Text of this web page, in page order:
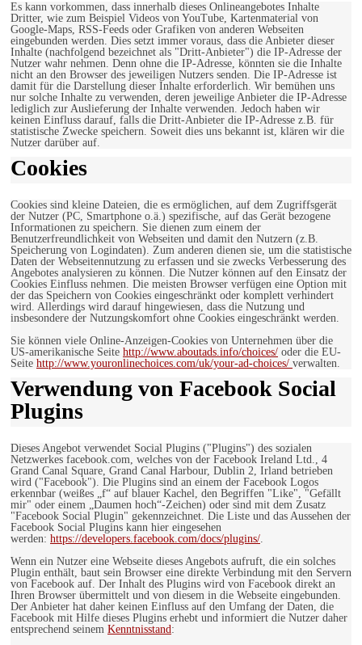
Es kann vorkommen, dass innerhalb dieses Onlineangebotes Inhalte
Dritter, wie zum Beispiel Videos von YouTube, Kartenmaterial von
Google-Maps, RSS-Feeds oder Grafiken von anderen Webseiten
eingebunden werden. Dies setzt immer voraus, dass die Anbieter dieser
Inhalte (nachfolgend bezeichnet als "Dritt-Anbieter") die IP-Adresse der
Nutzer wahr nehmen. Denn ohne die IP-Adresse, könnten sie die Inhalte
nicht an den Browser des jeweiligen Nutzers senden. Die IP-Adresse ist
damit für die Darstellung dieser Inhalte erforderlich. Wir bemühen uns
nur solche Inhalte zu verwenden, deren jeweilige Anbieter die IP-Adresse
lediglich zur Auslieferung der Inhalte verwenden. Jedoch haben wir
keinen Einfluss darauf, falls die Dritt-Anbieter die IP-Adresse z.B. für
statistische Zwecke speichern. Soweit dies uns bekannt ist, klären wir die
Nutzer darüber auf.
Cookies
Cookies sind kleine Dateien, die es ermöglichen, auf dem Zugriffsgerät
der Nutzer (PC, Smartphone o.ä.) spezifische, auf das Gerät bezogene
Informationen zu speichern. Sie dienen zum einem der
Benutzerfreundlichkeit von Webseiten und damit den Nutzern (z.B.
Speicherung von Logindaten). Zum anderen dienen sie, um die statistische
Daten der Webseitennutzung zu erfassen und sie zwecks Verbesserung des
Angebotes analysieren zu können. Die Nutzer können auf den Einsatz der
Cookies Einfluss nehmen. Die meisten Browser verfügen eine Option mit
der das Speichern von Cookies eingeschränkt oder komplett verhindert
wird. Allerdings wird darauf hingewiesen, dass die Nutzung und
insbesondere der Nutzungskomfort ohne Cookies eingeschränkt werden.
Sie können viele Online-Anzeigen-Cookies von Unternehmen über die
US-amerikanische Seite http://www.aboutads.info/choices/ oder die EU-
Seite http://www.youronlinechoices.com/uk/your-ad-choices/ verwalten.
Verwendung von Facebook Social
Plugins
Dieses Angebot verwendet Social Plugins ("Plugins") des sozialen
Netzwerkes facebook.com, welches von der Facebook Ireland Ltd., 4
Grand Canal Square, Grand Canal Harbour, Dublin 2, Irland betrieben
wird ("Facebook"). Die Plugins sind an einem der Facebook Logos
erkennbar (weißes „f“ auf blauer Kachel, den Begriffen "Like", "Gefällt
mir" oder einem „Daumen hoch“-Zeichen) oder sind mit dem Zusatz
"Facebook Social Plugin" gekennzeichnet. Die Liste und das Aussehen der
Facebook Social Plugins kann hier eingesehen
werden: https://developers.facebook.com/docs/plugins/.
Wenn ein Nutzer eine Webseite dieses Angebots aufruft, die ein solches
Plugin enthält, baut sein Browser eine direkte Verbindung mit den Servern
von Facebook auf. Der Inhalt des Plugins wird von Facebook direkt an
Ihren Browser übermittelt und von diesem in die Webseite eingebunden.
Der Anbieter hat daher keinen Einfluss auf den Umfang der Daten, die
Facebook mit Hilfe dieses Plugins erhebt und informiert die Nutzer daher
entsprechend seinem Kenntnisstand: